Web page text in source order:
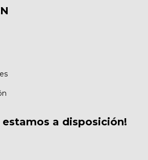
a disposición!